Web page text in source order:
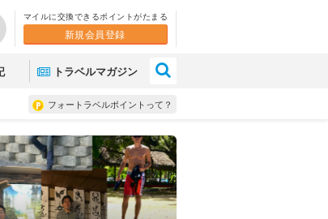
マイルに交換できるポイントがたまる
新規会員登録
トラベルマガジン
フォートラベルポイントって？